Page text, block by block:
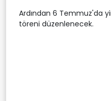
Ardından 6 Temmuz'da
töreni düzenlenecek.